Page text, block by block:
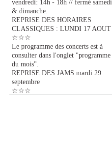
vendredi: 14h - 18h // fermé samedi
& dimanche.
REPRISE DES HORAIRES
CLASSIQUES : LUNDI 17 AOUT
☆☆☆
Le programme des concerts est à
consulter dans l'onglet "programme
du mois".
REPRISE DES JAMS mardi 29
septembre
☆☆☆